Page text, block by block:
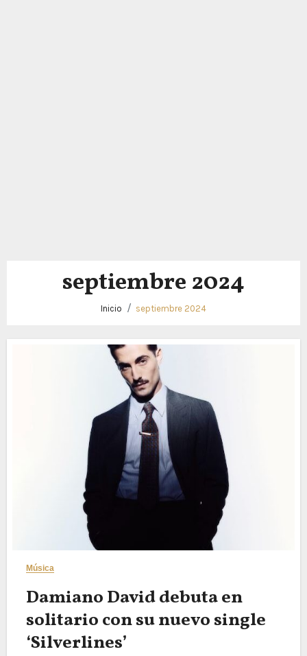
septiembre 2024
Inicio septiembre 2024
Música
Damiano David debuta en
solitario con su nuevo single
‘Silverlines’